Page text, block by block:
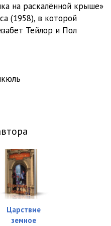
на раскалённой крыше»
(1958), в которой
Тейлор и Пол
Царствие
земное